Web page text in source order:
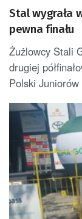
Stal wygrała
pewna finału
Żużlowcy Stali
drugiej
Polski